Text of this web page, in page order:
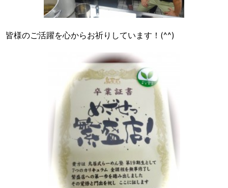
皆様のご活躍を心からお祈りしています！(^^)